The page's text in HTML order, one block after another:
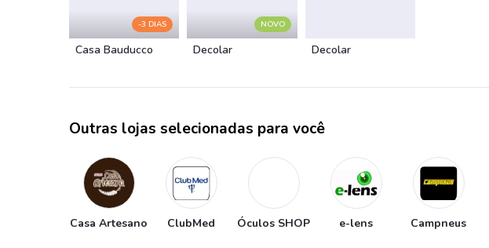
-3 DIAS
Casa Bauducco
NOVO
Decolar Decolar
Outras lojas selecionadas para você
Casa Artesano ClubMed Óculos SHOP e-lens Campneus